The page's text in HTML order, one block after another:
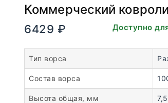
Коммерческий
6429 ₽ В наличии. Доступно
Тип ворса
Состав ворса
Высота общая, мм 7,5